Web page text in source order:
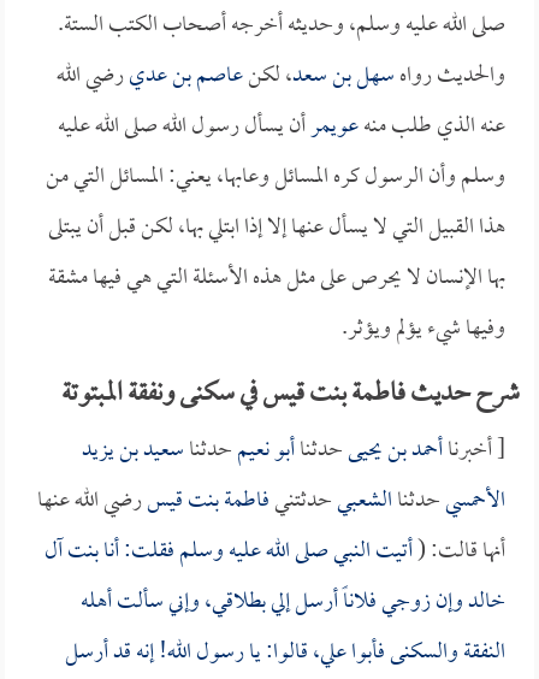
صلى الله عليه وسلم، وحديثه أخرجه أصحاب الكتب الستة.
والحديث رواهسهل بن سعد، لكنعاصم بن عديرضي الله
عنه الذي طلب منهعويمرأن يسأل رسول الله صلى الله عليه
وسلم وأن الرسول كره المسائل وعابها، يعني: المسائل التي من
هذا القبيل التي لا يسأل عنها إلا إذا ابتلي بها، لكن قبل أن يبتلى
بها الإنسان لا يحرص على مثل هذه الأسئلة التي هي فيها مشقة
وفيها شيء يؤلم ويؤثر.
شرح حديث فاطمة بنت قيس في سكنى ونفقة المبتوتة
[ أخبرناأحمد بن يحيىحدثناأبو نعيمحدثناسعيد بن يزيد
الأحمسيحدثناالشعبيحدثتنيفاطمة بنت قيسرضي الله عنها
أنها قالت: (أتيت النبي صلى الله عليه وسلم فقلت: أنا بنت آل
خالد وإن زوجي فلاناً أرسل إلي بطلاقي، وإني سألت أهله
النفقة والسكنى فأبوا علي، قالوا: يا رسول الله! إنه قد أرسل